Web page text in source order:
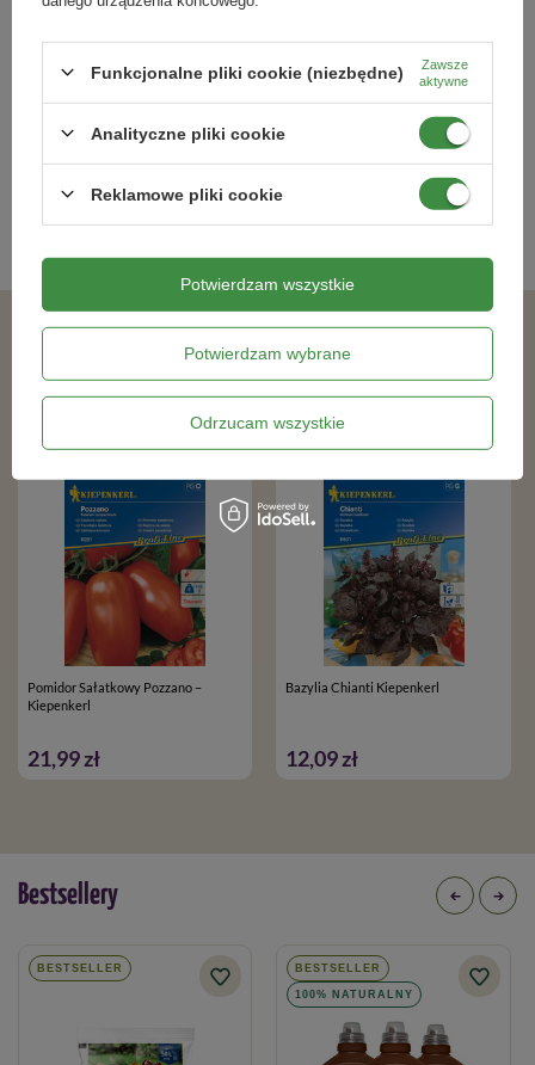
12,09 zł
Kiepenkerl
6,59 zł
Kategorie powiązane
Pomidor Sałatkowy Pozzano –
Kiepenkerl
21,99 zł
Bazylia Chianti Kiepenkerl
12,09 zł
Bestsellery
BESTSELLER BESTSELLER
100% NATURALNY
Funkcjonalne pliki cookie (niezbędne)
Zawsze
aktywne
Analityczne pliki cookie
Reklamowe pliki cookie
Potwierdzam wybrane
Odrzucam wszystkie
Potwierdzam wszystkie